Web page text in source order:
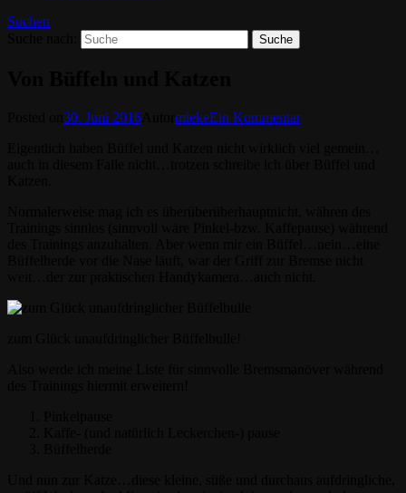
Suchen
30. Juni 2016 miekeEin Kommentar